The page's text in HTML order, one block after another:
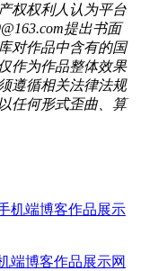
权权利人认为平台
提出书面
对作品中含有的国
作为作品整体效果
遵循相关法律法规
任何形式歪曲、算
端博客作品展示网